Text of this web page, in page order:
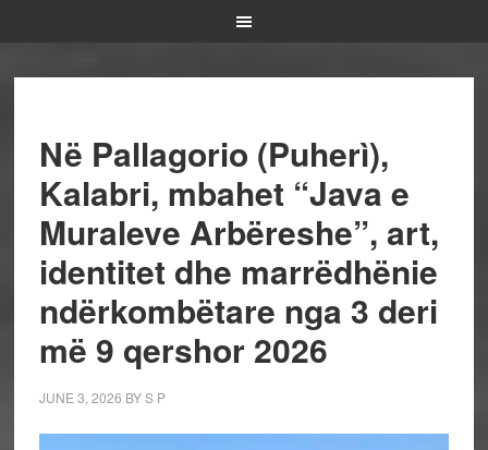
Në Pallagorio (Puherì),
Kalabri, mbahet “Java e
Muraleve Arbëreshe”, art,
identitet dhe marrëdhënie
ndërkombëtare nga 3 deri
më 9 qershor 2026
JUNE 3, 2026 BYS P